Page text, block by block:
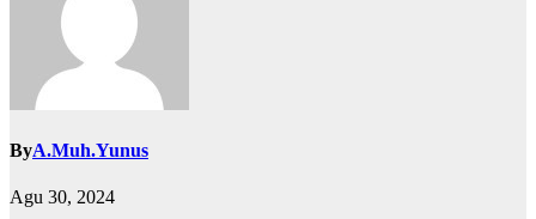
ByA.Muh.Yunus
Agu 30, 2024